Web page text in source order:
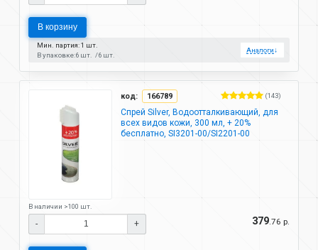
В корзину
Мин. партия: 1 шт.
В упаковке:6 шт. 6 шт.
Аналоги↓
код: 166789 (143)
Спрей Silver, Водоотталкивающий, для
всех видов кожи, 300 мл, + 20%
бесплатно, SI3201-00/SI2201-00
В наличии >100 шт.
- + 379 .76 р.